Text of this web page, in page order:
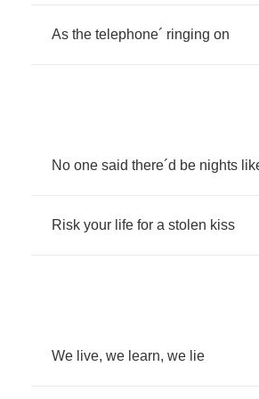
As the telephone´ ringing on
No one said there´d be nights
Risk your life for a stolen kiss
We live, we learn, we lie